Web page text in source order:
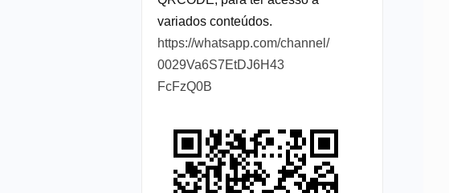
variados conteúdos.
https://whatsapp.com/channel/
0029Va6S7EtDJ6H43
FcFzQ0B